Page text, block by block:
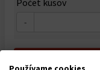
Počet kusov
-